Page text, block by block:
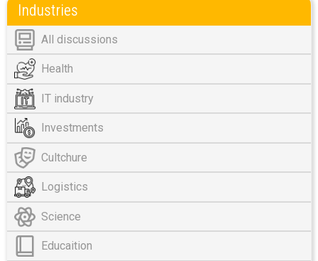
Industries
All discussions
Health
IT industry
Investments
Cultchure
Logistics
Science
Educaition